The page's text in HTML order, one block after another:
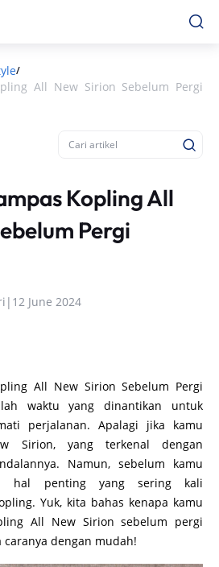
/
All New Sirion Sebelum Pergi
Kopling All
Pergi
| 12 June 2024
All New Sirion Sebelum Pergi
waktu yang dinantikan untuk
perjalanan. Apalagi jika kamu
Sirion, yang terkenal dengan
Namun, sebelum kamu
hal penting yang sering kali
Yuk, kita bahas kenapa kamu
All New Sirion sebelum pergi
dengan mudah!